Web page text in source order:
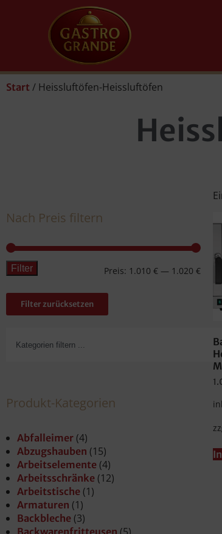
Start / Heissluftöfen-Heissluftöfen
Nach Preis filtern
Filter Preis: 1.010 € — 1.020 €
Filter zurücksetzen
Produkt-Kategorien
Abfalleimer (4)
Abzugshauben (15)
Arbeitselemente (4)
Arbeitsschränke (12)
Arbeitstische (1)
Armaturen (1)
Backbleche (3)
Backwarenfritteusen